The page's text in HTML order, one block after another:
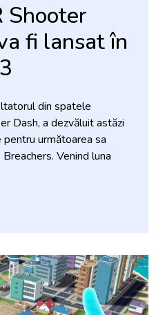
Shooter
fi lansat în
din spatele
Dash, a dezvăluit astăzi
următoarea sa
Venind luna